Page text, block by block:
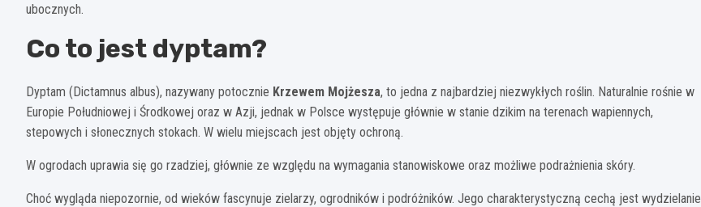
ubocznych.
Co to jest dyptam?
Dyptam (Dictamnus albus), nazywany potocznie Krzewem Mojżesza, to jedna z najbardziej niezwykłych roślin. Naturalnie rośnie w
Europie Południowej i Środkowej oraz w Azji, jednak w Polsce występuje głównie w stanie dzikim na terenach wapiennych,
stepowych i słonecznych stokach. W wielu miejscach jest objęty ochroną.
W ogrodach uprawia się go rzadziej, głównie ze względu na wymagania stanowiskowe oraz możliwe podrażnienia skóry.
Choć wygląda niepozornie, od wieków fascynuje zielarzy, ogrodników i podróżników. Jego charakterystyczną cechą jest wydzielanie